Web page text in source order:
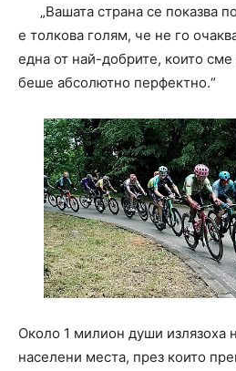
„Вашата страна се показва
е толкова голям, че не го
една от най-добрите, които
беше абсолютно перфектно.“
Около 1 милион души излязоха
населени места, през които